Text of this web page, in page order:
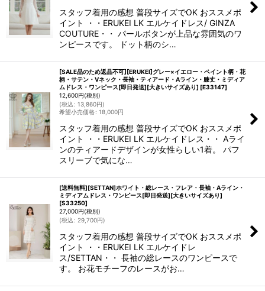
スタッフ着用の感想 普段サイズでOK おススメポ
イント ・・ERUKEI LK エルケイドレス/ GINZA
COUTURE・・ パールボタンが上品な雰囲気のワ
ンピースです。 ドット柄のシ…
[SALE品のため返品不可][ERUKEI]グレー×イエロー・ペイント柄・花
柄・サテン・Vネック・長袖・ティアード・Aライン・膝丈・ミディア
ムドレス・ワンピース[即日発送][大きいサイズあり] [E33147]
12,600円(税別)
(税込 : 13,860円)
希望小売価格: 18,000円
スタッフ着用の感想 普段サイズでOK おススメポ
イント ・・ERUKEI LK エルケイドレス・・ Aライ
ンのティアードデザインが女性らしい1着。 パフ
スリーブで気にな…
[送料無料][SETTAN]ホワイト・総レース・フレア・長袖・Aライン・
ミディアムドレス・ワンピース[即日発送][大きいサイズあり]
[S33250]
27,000円(税別)
(税込 : 29,700円)
スタッフ着用の感想 普段サイズでOK おススメポ
イント ・・ERUKEI LK エルケイドレ
ス/SETTAN・・ 長袖の総レースのワンピースで
す。 お花モチーフのレースがお…